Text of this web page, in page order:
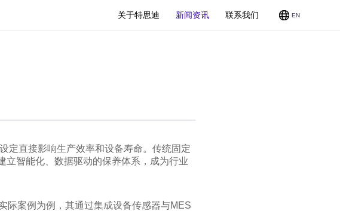
关于特思迪 新闻资讯 联系我们 EN
定直接影响生产效率和设备寿命。传统固定
立智能化、数据驱动的保养体系，成为行业
际案例为例，其通过集成设备传感器与MES